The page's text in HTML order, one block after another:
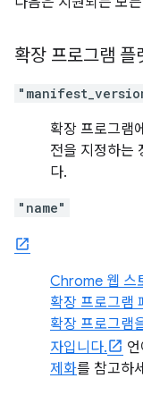
확장 프로그램 플
확장 프로그램
전을 지정하는
다.
"name"
Chrome 웹 스
확장 프로그램
확장 프로그램
자입니다.
제화를 참고하